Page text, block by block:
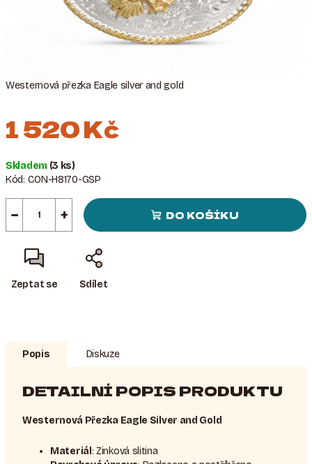
Westernová přezka Eagle silver and gold
1 520 Kč
cena:
Skladem (3 ks)
Kód: CON-H8170-GSP
+
− DO KOŠÍKU
Zeptat se Sdílet
Popis Diskuze
DETAILNÍ POPIS PRODUKTU
Westernová Přezka Eagle Silver and Gold
Materiál : Zinková slitina